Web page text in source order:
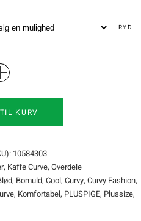
RYD
KURV
10584303
, Kaffe Curve, Overdele
, Bomuld, Cool, Curvy, Curvy Fashion,
, Komfortabel, PLUSPIGE, Plussize,